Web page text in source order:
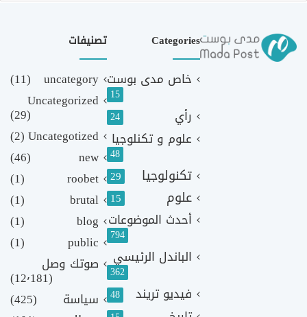
Categories
خاص مدى بوست
15
رأي 24
علوم و تكنلوجيا
48
تكنولوجيا 29
علوم 15
أحدث الموضوعات
794
الباندل الرئيسي
362
فيديو تريند 48
تصنيفات
uncategory
(11)
Uncategorized
(29)
Uncategotized
(2)
new
(46)
roobet
(1)
brutal
(1)
blog
(1)
public
(1)
صوتك وصل
(12٬181)
سياسة
(425)